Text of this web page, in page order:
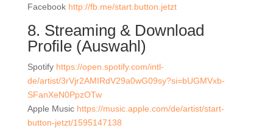
Facebook http://fb.me/start.button.jetzt
8. Streaming & Download
Profile (Auswahl)
Spotify https://open.spotify.com/intl-
de/artist/3rVjr2AMIRdV29a0wG09sy?si=bUGMVxb-
SFanXeN0PpzOTw
Apple Music https://music.apple.com/de/artist/start-
button-jetzt/1595147138